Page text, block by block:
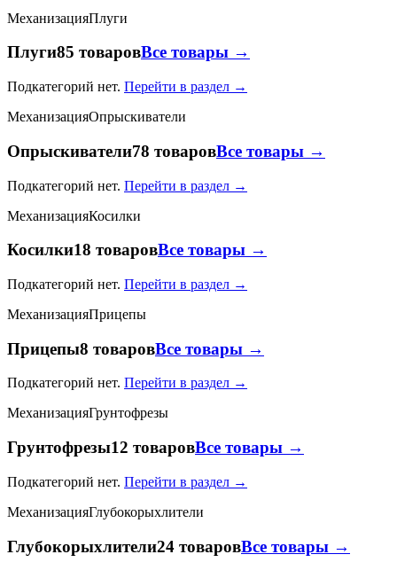
МеханизацияПлуги
Плуги85 товаровВсе товары →
Подкатегорий нет. Перейти в раздел →
МеханизацияОпрыскиватели
Опрыскиватели78 товаровВсе товары →
Подкатегорий нет. Перейти в раздел →
МеханизацияКосилки
Косилки18 товаровВсе товары →
Подкатегорий нет. Перейти в раздел →
МеханизацияПрицепы
Прицепы8 товаровВсе товары →
Подкатегорий нет. Перейти в раздел →
МеханизацияГрунтофрезы
Грунтофрезы12 товаровВсе товары →
Подкатегорий нет. Перейти в раздел →
МеханизацияГлубокорыхлители
Глубокорыхлители24 товаровВсе товары →